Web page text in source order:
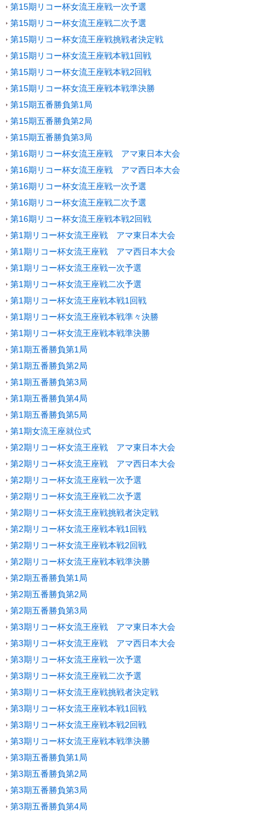
第15期リコー杯女流王座戦一次予選
第15期リコー杯女流王座戦二次予選
第15期リコー杯女流王座戦挑戦者決定戦
第15期リコー杯女流王座戦本戦1回戦
第15期リコー杯女流王座戦本戦2回戦
第15期リコー杯女流王座戦本戦準決勝
第15期五番勝負第1局
第15期五番勝負第2局
第15期五番勝負第3局
第16期リコー杯女流王座戦 アマ東日本大会
第16期リコー杯女流王座戦 アマ西日本大会
第16期リコー杯女流王座戦一次予選
第16期リコー杯女流王座戦二次予選
第16期リコー杯女流王座戦本戦2回戦
第1期リコー杯女流王座戦 アマ東日本大会
第1期リコー杯女流王座戦 アマ西日本大会
第1期リコー杯女流王座戦一次予選
第1期リコー杯女流王座戦二次予選
第1期リコー杯女流王座戦本戦1回戦
第1期リコー杯女流王座戦本戦準々決勝
第1期リコー杯女流王座戦本戦準決勝
第1期五番勝負第1局
第1期五番勝負第2局
第1期五番勝負第3局
第1期五番勝負第4局
第1期五番勝負第5局
第1期女流王座就位式
第2期リコー杯女流王座戦 アマ東日本大会
第2期リコー杯女流王座戦 アマ西日本大会
第2期リコー杯女流王座戦一次予選
第2期リコー杯女流王座戦二次予選
第2期リコー杯女流王座戦挑戦者決定戦
第2期リコー杯女流王座戦本戦1回戦
第2期リコー杯女流王座戦本戦2回戦
第2期リコー杯女流王座戦本戦準決勝
第2期五番勝負第1局
第2期五番勝負第2局
第2期五番勝負第3局
第3期リコー杯女流王座戦 アマ東日本大会
第3期リコー杯女流王座戦 アマ西日本大会
第3期リコー杯女流王座戦一次予選
第3期リコー杯女流王座戦二次予選
第3期リコー杯女流王座戦挑戦者決定戦
第3期リコー杯女流王座戦本戦1回戦
第3期リコー杯女流王座戦本戦2回戦
第3期リコー杯女流王座戦本戦準決勝
第3期五番勝負第1局
第3期五番勝負第2局
第3期五番勝負第3局
第3期五番勝負第4局